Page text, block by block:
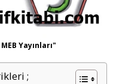
Yayınları"
;